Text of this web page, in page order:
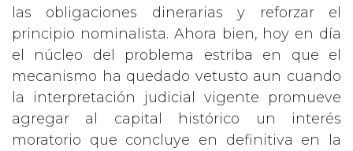
las obligaciones dinerarias y reforzar el
principio nominalista. Ahora bien, hoy en día
el núcleo del problema estriba en que el
mecanismo ha quedado vetusto aun cuando
la interpretación judicial vigente promueve
agregar al capital histórico un interés
moratorio que concluye en definitiva en la